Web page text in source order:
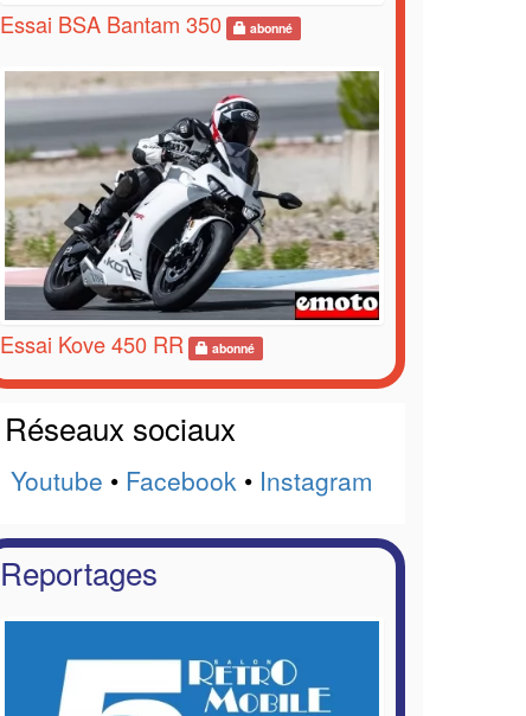
Essai BSA Bantam 350 abonné
Essai Kove 450 RR abonné
Réseaux sociaux
Youtube • Facebook • Instagram
Reportages